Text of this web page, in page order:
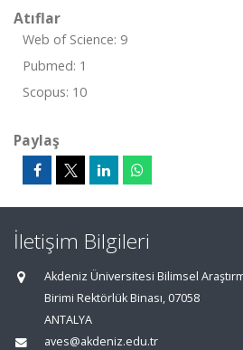
Atıflar
Web of Science: 9
Pubmed: 1
Scopus: 10
Paylaş
İletişim Bilgileri
Akdeniz Üniversitesi Bilimsel
Birimi Rektörlük Binası, 07058
ANTALYA
aves@akdeniz.edu.tr